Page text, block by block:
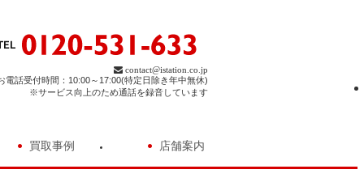
contact@istation.co.jp
電話受付時間：10:00～17:00(特定日除き年中無休)
※サービス向上のため通話を録音しています
買取事例 店舗案内